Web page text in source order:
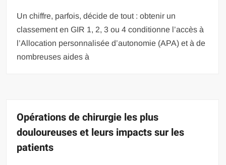
Un chiffre, parfois, décide de tout : obtenir un
classement en GIR 1, 2, 3 ou 4 conditionne l’accès à
l’Allocation personnalisée d’autonomie (APA) et à de
nombreuses aides à
Opérations de chirurgie les plus
douloureuses et leurs impacts sur les
patients